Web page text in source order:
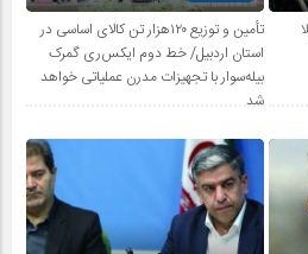
تأمین و توزیع ۱۲۰هزار تن کالای اساسی در
استان اردبیل/ خط دوم ایکس‌ری گمرک
بیله‌سوار با تجهیزات مدرن عملیاتی خواهد
شد